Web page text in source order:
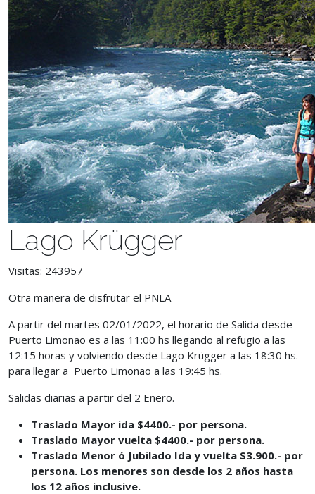
Lago Krügger
Visitas: 243957
Otra manera de disfrutar el PNLA
A partir del martes 02/01/2022, el horario de Salida desde
Puerto Limonao es a las 11:00 hs llegando al refugio a las
12:15 horas y volviendo desde Lago Krügger a las 18:30 hs.
para llegar a Puerto Limonao a las 19:45 hs.
Salidas diarias a partir del 2 Enero.
Traslado Mayor ida $4400.- por persona.
Traslado Mayor vuelta $4400.- por persona.
Traslado Menor ó Jubilado Ida y vuelta $3.900.- por
persona. Los menores son desde los 2 años hasta
los 12 años inclusive.